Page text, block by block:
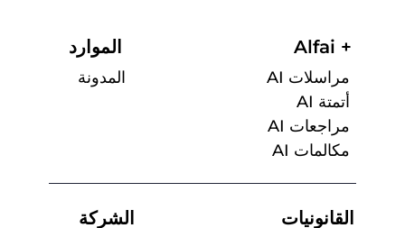
الموارد Alfai +
المدونة
مراسلات AI
أتمتة AI
مراجعات AI
مكالمات AI
الشركة القانونيات